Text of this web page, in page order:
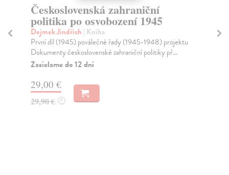
Československá zahraniční
politika po osvobození 1945
Dejmek Jindřich | Kniha
První díl (1945) poválečné řady (1945-1948) projektu
Dokumenty československé zahraniční politiky př...
Zasielame do 12 dní
29,00 €
29,90 € ?